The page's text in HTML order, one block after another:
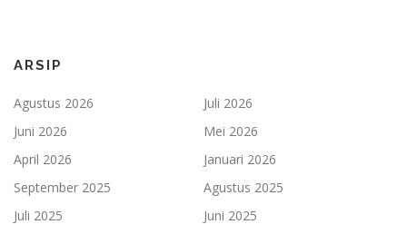
ARSIP
Agustus 2026
Juli 2026
Juni 2026
Mei 2026
April 2026
Januari 2026
September 2025
Agustus 2025
Juli 2025
Juni 2025